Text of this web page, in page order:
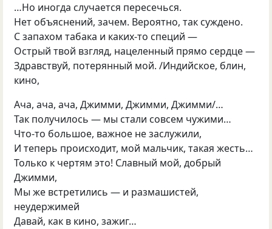
…Но иногда случается пересечься.
Нет объяснений, зачем. Вероятно, так суждено.
С запахом табака и каких-то специй —
Острый твой взгляд, нацеленный прямо сердце —
Здравствуй, потерянный мой. /Индийское, блин,
кино,
Ача, ача, ача, Джимми, Джимми, Джимми/…
Так получилось — мы стали совсем чужими…
Что-то большое, важное не заслужили,
И теперь происходит, мой мальчик, такая жесть…
Только к чертям это! Славный мой, добрый
Джимми,
Мы же встретились — и размашистей,
неудержимей
Давай, как в кино, зажиг…